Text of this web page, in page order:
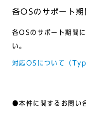
各OSのサポート期
各OSのサポート期間
い。
対応OSについて（
●本件に関するお問い